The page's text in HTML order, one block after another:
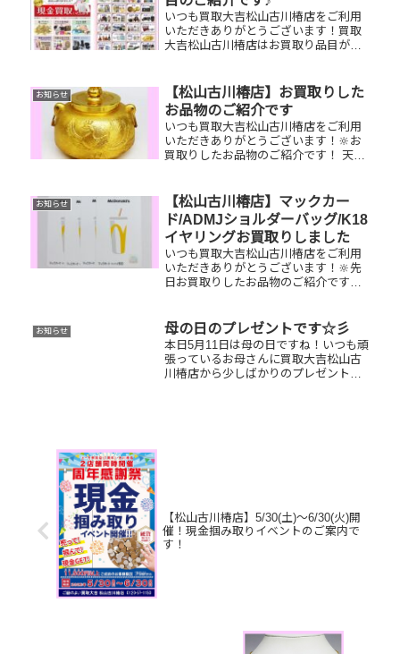
いつも買取大吉松山古川椿店をご利用
いただきありがとうございます！買取
大吉松山古川椿店はお買取り品目が豊
断られたものや、片手でお持ちいただ
けるものならお買取りできるお品が...
お知らせ
【松山古川椿店】お買取りした
お品物のご紹介です
いつも買取大吉松山古川椿店をご利用
いただきありがとうございます！🔆お
買取りしたお品物のご紹介です！ 天皇
家で眠っているお品物はございません
か？そのお品物ぜひ！買取大吉松...
お知らせ
【松山古川椿店】マックカー
ド/ADMJショルダーバッグ/K18
イヤリングお買取りしました
いつも買取大吉松山古川椿店をご利用
いただきありがとうございます！🔆先
日お買取りしたお品物のご紹介です。
品物はございませんか？ぜひ買取大吉
松山古川椿店にお査定させてく...
お知らせ 母の日のプレゼントです☆彡
本日5月11日は母の日ですね！いつも頑
張っているお母さんに買取大吉松山古
川椿店から少しばかりのプレゼント
【松山古川椿店】5/30(土)～6/30(火)開
催！現金掴み取りイベントのご案内で
す！